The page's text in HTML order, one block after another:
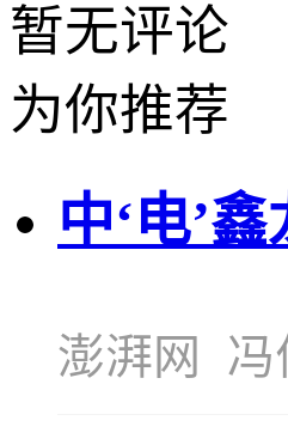
暂无评论
为你推荐
中‘电’
澎湃网 冯